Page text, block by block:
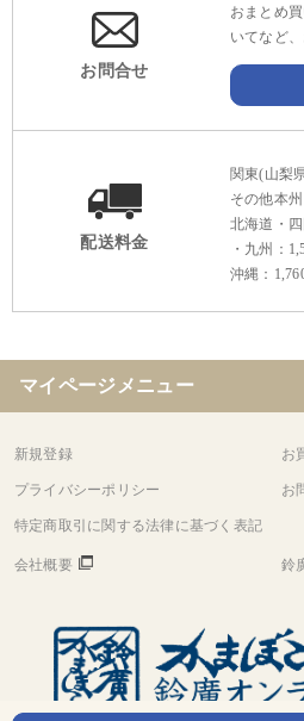
お問合せ
おまとめ
いてなど
配送料金
関東(山梨
その他本州
北海道・
・九州：
沖縄：
マイページメニュー
新規登録 お
プライバシーポリシー お
特定商取引に関する法律に基づく表記
会社概要 鈴